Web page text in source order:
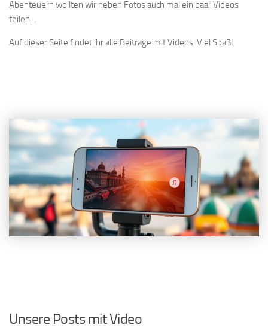
Abenteuern wollten wir neben Fotos auch mal ein paar Videos
teilen…
Auf dieser Seite findet ihr alle Beiträge mit Videos. Viel Spaß!
Unsere Posts mit Video